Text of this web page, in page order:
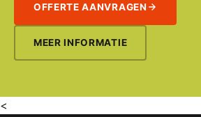
OFFERTE AANVRAGEN
MEER INFORMATIE
<